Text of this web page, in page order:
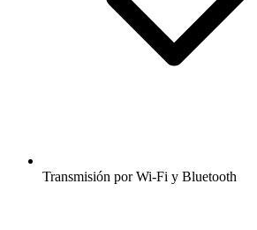
Transmisión por Wi-Fi y Bluetooth